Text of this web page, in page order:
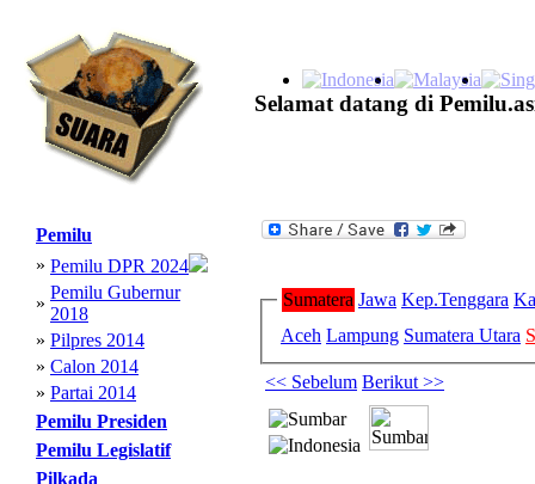
Selamat datang di
Pemilu
» Pemilu DPR 2024
»
Pemilu Gubernur
2018
» Pilpres 2014
» Calon 2014
» Partai 2014
Pemilu Presiden
Pemilu Legislatif
Pilkada
Sumatera Jawa Kep.Tenggara
Aceh Lampung Sumatera Utara
<< Sebelum Berikut >>